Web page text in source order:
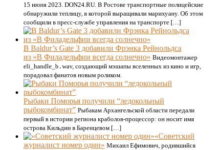
15 июня 2023. DON24.RU. В Ростове транспортные полицейские
обнаружили теплицу, в которой выращивали марихуану. Об этом
сообщили в пресс-службе управления на транспорте […]
В Baldur’s Gate 3 добавили Фрэнка Рейнольдса
из «В Филадельфии всегда солнечно» Видеомонтажер
eli_handle_b․wav, создающий мэшапы вселенных из кино и игр,
порадовал фанатов новым роликом.
Рыбаки Поморья получили “ледокольный
рыбокомбинат” Рыбакам Архангельской области передали
первый в истории региона краболов-процессор: он носит имя
острова Кильдин в Баренцевом […]
«Советский
журналист номер один» Михаил Ефимович, родившийся